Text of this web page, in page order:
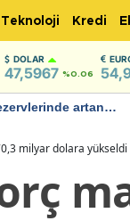
Teknoloji Kredi
DOLAR
47,5967 %0.06
artan
milyar dolara yükseldi